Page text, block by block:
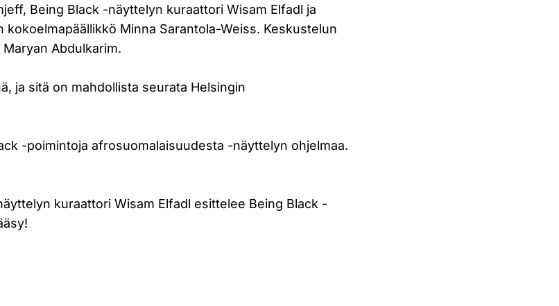
Being Black -näyttelyn kuraattori Wisam Elfadl ja
kokoelmapäällikkö Minna Sarantola-Weiss. Keskustelun
Abdulkarim.
ja sitä on mahdollista seurata Helsingin
-poimintoja afrosuomalaisuudesta -näyttelyn ohjelmaa.
kuraattori Wisam Elfadl esittelee Being Black -